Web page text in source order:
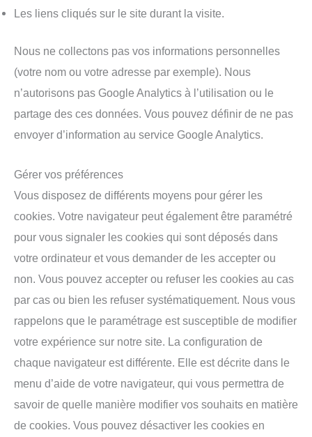
Les liens cliqués sur le site durant la visite.
Nous ne collectons pas vos informations personnelles
(votre nom ou votre adresse par exemple). Nous
n’autorisons pas Google Analytics à l’utilisation ou le
partage des ces données. Vous pouvez définir de ne pas
envoyer d’information au service Google Analytics.
Gérer vos préférences
Vous disposez de différents moyens pour gérer les
cookies. Votre navigateur peut également être paramétré
pour vous signaler les cookies qui sont déposés dans
votre ordinateur et vous demander de les accepter ou
non. Vous pouvez accepter ou refuser les cookies au cas
par cas ou bien les refuser systématiquement. Nous vous
rappelons que le paramétrage est susceptible de modifier
votre expérience sur notre site. La configuration de
chaque navigateur est différente. Elle est décrite dans le
menu d’aide de votre navigateur, qui vous permettra de
savoir de quelle manière modifier vos souhaits en matière
de cookies. Vous pouvez désactiver les cookies en